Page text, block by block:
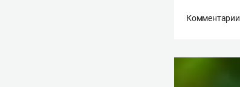
Комментарии